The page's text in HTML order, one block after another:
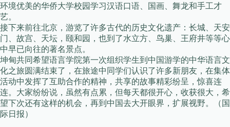
环境优美的华侨大学校园学习汉语口语、国画、舞龙和手工才
艺。
接下来前往北京，游览了许多古代的历史文化遗产：长城、天安
门、故宫、天坛，颐和园，也到了水立方、鸟巢、王府井等等心
中早已向往的著名景点。
坤甸共同希望语言学院第一次组织学生到中国游学的中华语言文
化之旅圆满结束了，在旅途中同学们认识了许多新朋友，在集体
活动中发挥了互助合作的精神，共享的故事精彩纷呈，惊喜连
连。大家纷纷说，虽然有点累，但每天都很开心，收获很大，希
望下次还有这样的机会，再到中国去大开眼界，扩展视野。（国
际日报）